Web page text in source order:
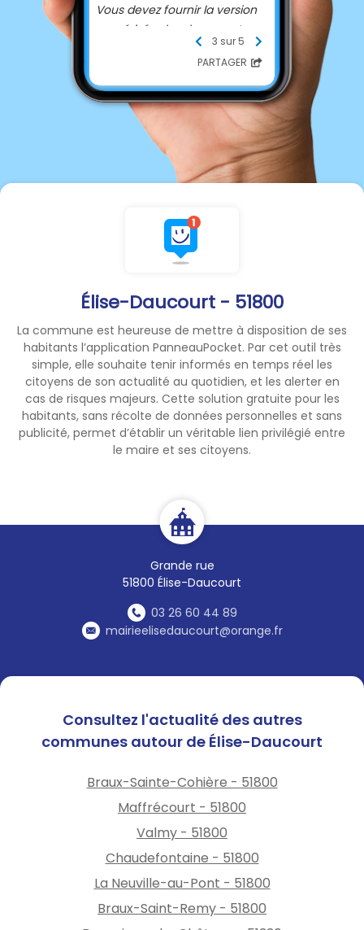
Élise-Daucourt - 51800
La commune est heureuse de mettre à disposition de ses
habitants l’application PanneauPocket. Par cet outil très
simple, elle souhaite tenir informés en temps réel les
citoyens de son actualité au quotidien, et les alerter en
cas de risques majeurs. Cette solution gratuite pour les
habitants, sans récolte de données personnelles et sans
publicité, permet d’établir un véritable lien privilégié entre
le maire et ses citoyens.
Grande rue
51800 Élise-Daucourt
03 26 60 44 89
mairieelisedaucourt@orange.fr
Vous devez fournir la version
numérisée des documents
Justificatif de domicilede
moins de 3 mois
-Justificatif d'identité
Sur place par vous-même
Vous devez fournir les
documents suivants :
Justificatif de domicile
moins de 3 mois
Formulaire cerfa
mairie)
🇨🇵 Recensement citoyen :
Chaque jeune Français de 16
ans doit se faire recenser. Son
recensement citoyen(parfois
appelé par
erreur recensement militaire
présenter cette attestation
lors de certaines démarches
inscription au bac avant 18
à l'administration de
convoquer le jeune à la
citoyenneté (JDC).
Ramassage scolaire :
Argonne Transport -03 26 60
A ce jour, Collège J-B Drouet
(Ste Menehould) Horaires
visibles sous l'abri-bus
🏡 Projet d'urbanisme :
Des travaux, pensez à vos
3 sur 5
PARTAGER
Consultez l'actualité des autres
communes autour de Élise-Daucourt
Braux-Sainte-Cohière - 51800
Maffrécourt - 51800
Valmy - 51800
Chaudefontaine - 51800
La Neuville-au-Pont - 51800
Braux-Saint-Remy - 51800